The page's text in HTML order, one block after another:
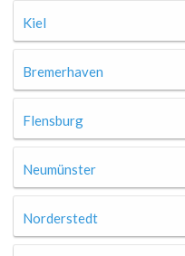
Kiel
Bremerhaven
Flensburg
Neumünster
Norderstedt